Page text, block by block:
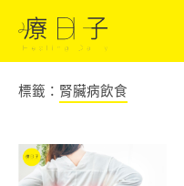
標籤： 腎臟病飲食